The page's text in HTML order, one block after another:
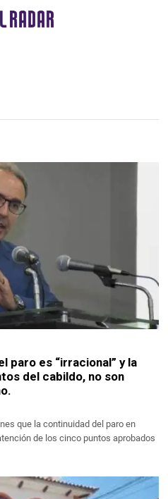
paro es “irracional” y la
del cabildo, no son
que la continuidad del paro en
de los cinco puntos aprobados